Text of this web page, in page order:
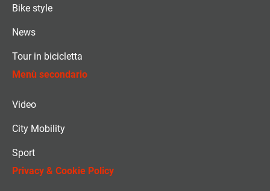
Bike style
News
Tour in bicicletta
Menù secondario
Video
City Mobility
Sport
Privacy & Cookie Policy